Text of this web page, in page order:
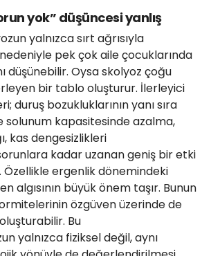
yok” düşüncesi yanlış
yalnızca sırt ağrısıyla
pek çok aile çocuklarında
düşünebilir. Oysa skolyoz çoğu
bir tablo oluşturur. İlerleyici
duruş bozukluklarının yanı sıra
solunum kapasitesinde azalma,
kas dengesizlikleri
kadar uzanan geniş bir etki
Özellikle ergenlik dönemindeki
algısının büyük önem taşır. Bunun
özgüven üzerinde de
Bu
yalnızca fiziksel değil, aynı